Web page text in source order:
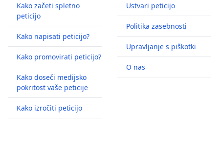
Kako začeti spletno
peticijo
Kako napisati peticijo?
Kako promovirati peticijo?
Kako doseči medijsko
pokritost vaše peticije
Kako izročiti peticijo
Ustvari peticijo
Politika zasebnosti
Upravljanje s piškotki
O nas